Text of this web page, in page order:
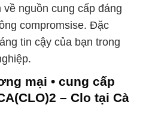
nguồn cung cấp đáng
compromsise. Đặc
tin cậy của bạn trong
mại • cung cấp
– Clo tại Cà